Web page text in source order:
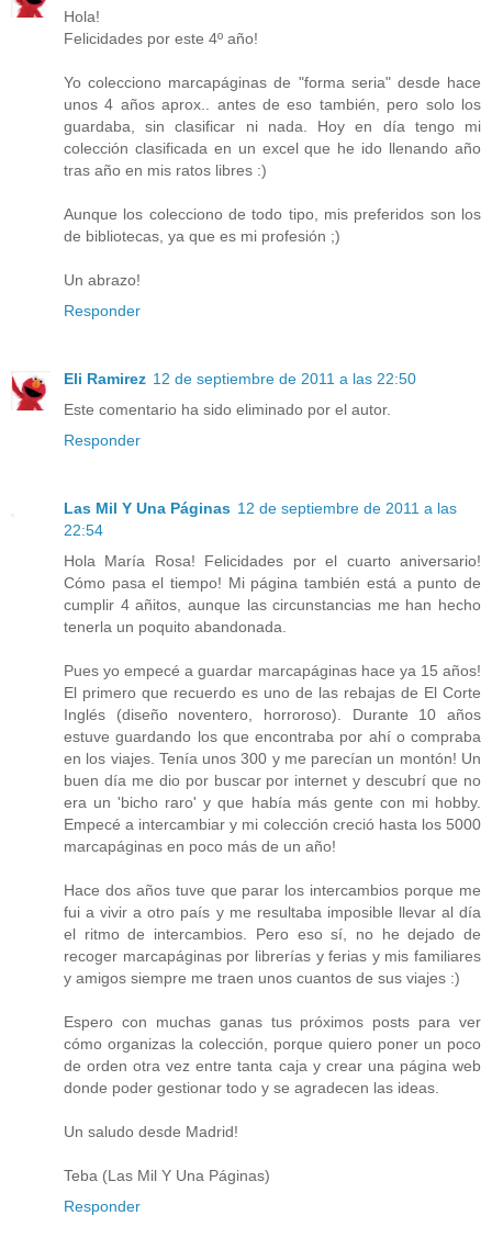
Hola!
Felicidades por este 4º año!
Yo colecciono marcapáginas de "forma seria" desde hace
unos 4 años aprox.. antes de eso también, pero solo los
guardaba, sin clasificar ni nada. Hoy en día tengo mi
colección clasificada en un excel que he ido llenando año
tras año en mis ratos libres :)
Aunque los colecciono de todo tipo, mis preferidos son los
de bibliotecas, ya que es mi profesión ;)
Un abrazo!
Responder
Eli Ramirez 12 de septiembre de 2011 a las 22:50
Este comentario ha sido eliminado por el autor.
Responder
Las Mil Y Una Páginas 12 de septiembre de 2011 a las
22:54
Hola María Rosa! Felicidades por el cuarto aniversario!
Cómo pasa el tiempo! Mi página también está a punto de
cumplir 4 añitos, aunque las circunstancias me han hecho
tenerla un poquito abandonada.
Pues yo empecé a guardar marcapáginas hace ya 15 años!
El primero que recuerdo es uno de las rebajas de El Corte
Inglés (diseño noventero, horroroso). Durante 10 años
estuve guardando los que encontraba por ahí o compraba
en los viajes. Tenía unos 300 y me parecían un montón! Un
buen día me dio por buscar por internet y descubrí que no
era un 'bicho raro' y que había más gente con mi hobby.
Empecé a intercambiar y mi colección creció hasta los 5000
marcapáginas en poco más de un año!
Hace dos años tuve que parar los intercambios porque me
fui a vivir a otro país y me resultaba imposible llevar al día
el ritmo de intercambios. Pero eso sí, no he dejado de
recoger marcapáginas por librerías y ferias y mis familiares
y amigos siempre me traen unos cuantos de sus viajes :)
Espero con muchas ganas tus próximos posts para ver
cómo organizas la colección, porque quiero poner un poco
de orden otra vez entre tanta caja y crear una página web
donde poder gestionar todo y se agradecen las ideas.
Un saludo desde Madrid!
Teba (Las Mil Y Una Páginas)
Responder